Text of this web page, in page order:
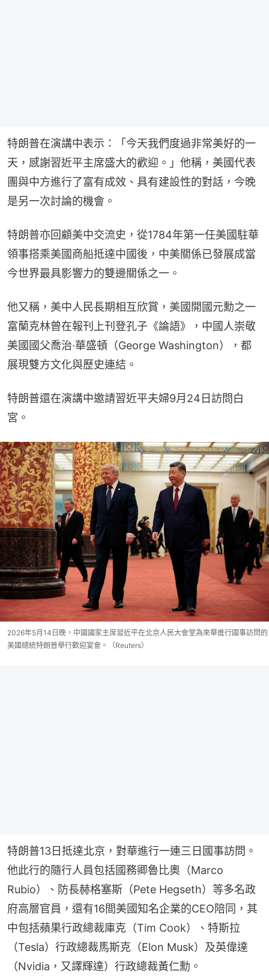
特朗普在演講中表示：「今天我們度過非常美好的一
天，感謝習近平主席盛大的歡迎。」他稱，美國代表
團與中方進行了富有成效、具有建設性的對話，今晚
是另一次討論的機會。
特朗普亦回顧美中交流史，從1784年第一任美國駐華
領事搭乘美國商船抵達中國後，中美關係已發展成當
今世界最具影響力的雙邊關係之一。
他又稱，美中人民長期相互欣賞，美國開國元勳之一
富蘭克林曾在報刊上刊登孔子《論語》，中國人崇敬
美國國父喬治·華盛頓（George Washington），都
展現雙方文化與歷史連結。
特朗普還在演講中邀請習近平夫婦9月24日訪問白
宮。
2026年5月14日晚，中國國家主席習近平在北京人民大會堂為來華進行國事訪問的
美國總統特朗普舉行歡迎宴會。（Reuters）
特朗普13日抵達北京，對華進行一連三日國事訪問。
他此行的隨行人員包括國務卿魯比奧（Marco
Rubio）、防長赫格塞斯（Pete Hegseth）等多名政
府高層官員，還有16間美國知名企業的CEO陪同，其
中包括蘋果行政總裁庫克（Tim Cook）、特斯拉
（Tesla）行政總裁馬斯克（Elon Musk）及英偉達
（Nvidia，又譯輝達）行政總裁黃仁勳。